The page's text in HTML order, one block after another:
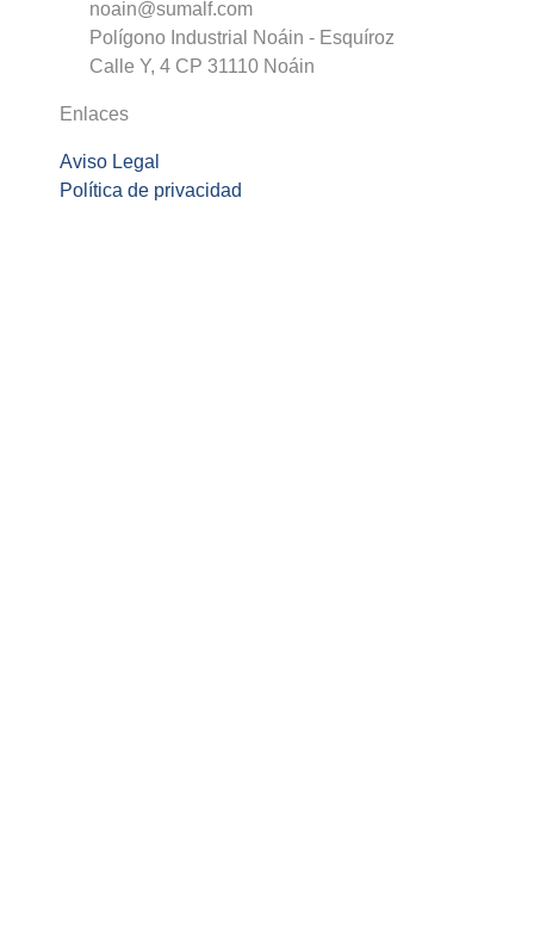
noain@sumalf.com
Polígono Industrial Noáin - Esquíroz
Calle Y, 4 CP 31110 Noáin
Enlaces
Aviso Legal
Política de privacidad